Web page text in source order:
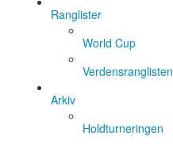
Ranglister
World Cup
Verdensranglisten
Arkiv
Holdturneringen